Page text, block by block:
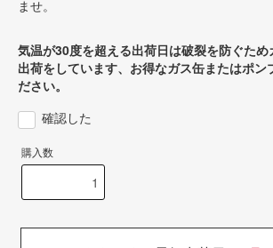
ませ。
気温が30度を超える出荷日は破裂を防ぐた
出荷をしています、お得なガス缶またはポン
ださい。
確認した
購入数